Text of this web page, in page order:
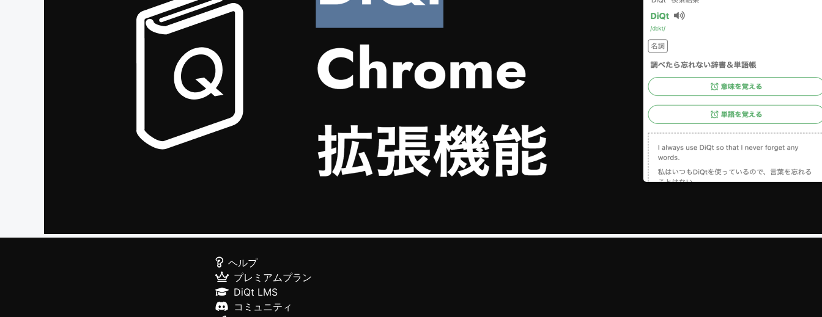
ヘルプ
プレミアムプラン
DiQt LMS
コミュニティ